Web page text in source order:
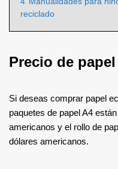
reciclado
Precio de
Si deseas comprar papel
paquetes de papel A4
americanos y el rollo de
dólares americanos.